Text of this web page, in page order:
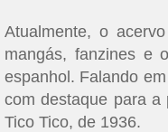
Atualmente, o
mangás, fanzines e
espanhol. Falando
com destaque para a
Tico Tico, de 1936.